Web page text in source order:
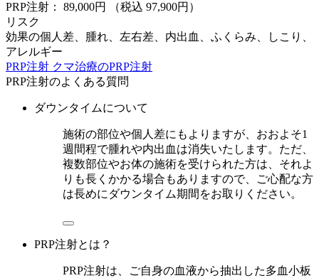
PRP注射： 89,000円
（税込 97,900円）
リスク
効果の個人差、腫れ、左右差、内出血、ふくらみ、しこり、
アレルギー
PRP注射 クマ治療のPRP注射
PRP注射のよくある質問
ダウンタイムについて
施術の部位や個人差にもよりますが、おおよそ1
週間程で腫れや内出血は消失いたします。ただ、
複数部位やお体の施術を受けられた方は、それよ
りも長くかかる場合もありますので、ご心配な方
は長めにダウンタイム期間をお取りください。
PRP注射とは？
PRP注射は、ご自身の血液から抽出した多血小板